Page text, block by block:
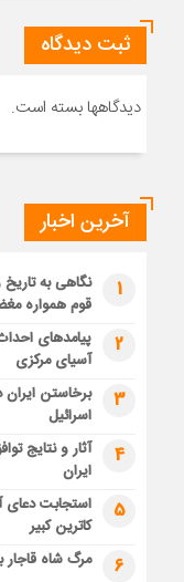
ثبت دیدگاه
دیدگاهها بسته است.
آخرین اخبار
1
نگاهی به
قوم همواره
2
پیامدهای
آسیای مرکزی
3
برخاستن ایران
اسرائیل
4
آثار و نتایج
ایران
5
استجابت دعای
کاترین کبیر
6 مرگ شاه قاجار